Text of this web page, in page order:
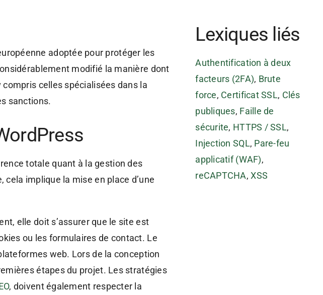
adoptée pour protéger les
modifié la manière dont
celles spécialisées dans la
sanctions.
totale quant à la gestion des
implique la mise en place d’une
elle doit s’assurer que le site est
ou les formulaires de contact. Le
web. Lors de la conception
étapes du projet. Les stratégies
, doivent également respecter la
Lexiques liés
Authentification à deux
facteurs (2FA), Brute
force, Certificat SSL, Clés
publiques, Faille de
sécurite, HTTPS / SSL,
Injection SQL, Pare-feu
applicatif (WAF),
reCAPTCHA,XSS